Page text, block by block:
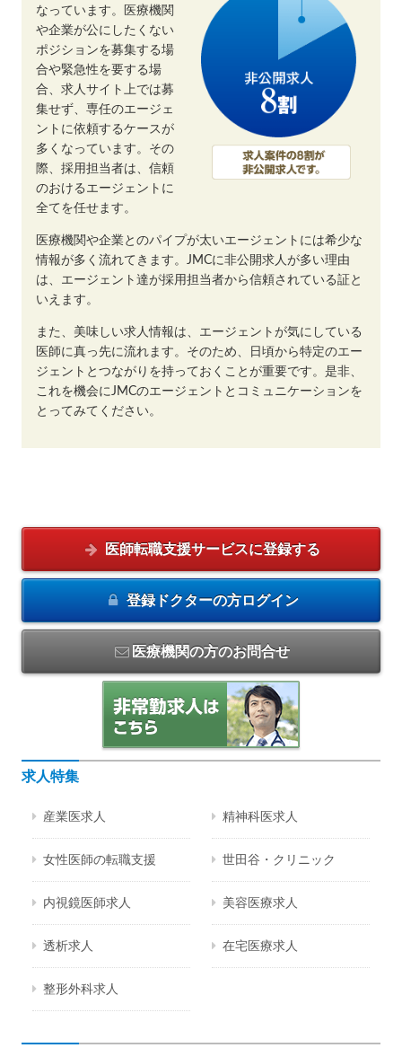
なっています。医療機関
や企業が公にしたくない
ポジションを募集する場
合や緊急性を要する場
合、求人サイト上では募
集せず、専任のエージェ
ントに依頼するケースが
多くなっています。その
際、採用担当者は、信頼
のおけるエージェントに
全てを任せます。
医療機関や企業とのパイプが太いエージェントには希少な
情報が多く流れてきます。JMCに非公開求人が多い理由
は、エージェント達が採用担当者から信頼されている証と
いえます。
また、美味しい求人情報は、エージェントが気にしている
医師に真っ先に流れます。そのため、日頃から特定のエー
ジェントとつながりを持っておくことが重要です。是非、
これを機会にJMCのエージェントとコミュニケーションを
とってみてください。
医師転職支援サービスに登録する
登録ドクターの方ログイン
医療機関の方のお問合せ
求人特集
産業医求人 精神科医求人
女性医師の転職支援 世田谷・クリニック
内視鏡医師求人 美容医療求人
透析求人 在宅医療求人
整形外科求人